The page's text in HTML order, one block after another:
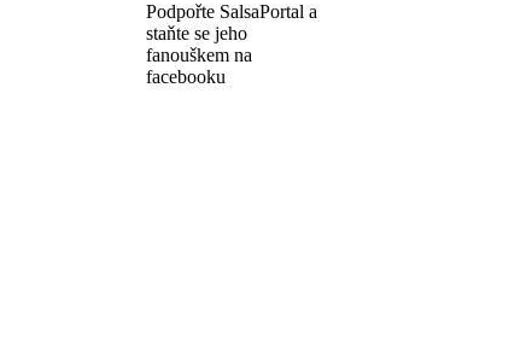
Podpořte SalsaPortal a
staňte se jeho
fanouškem na
facebooku